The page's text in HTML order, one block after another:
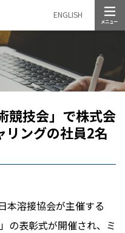
ENGLISH
競技会」で株式会
リングの社員2名
本溶接協会が主催する
の表彰式が開催され、ミ